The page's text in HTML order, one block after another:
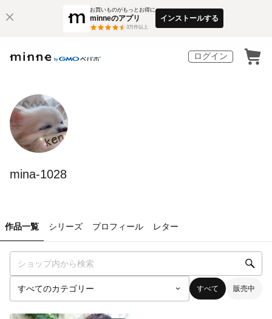
お買いものがもっとお得に
minneのアプリ
3万件以上
インストールする
ログイン
mina-1028
作品一覧 シリーズ プロフィール レター
すべて 販売中